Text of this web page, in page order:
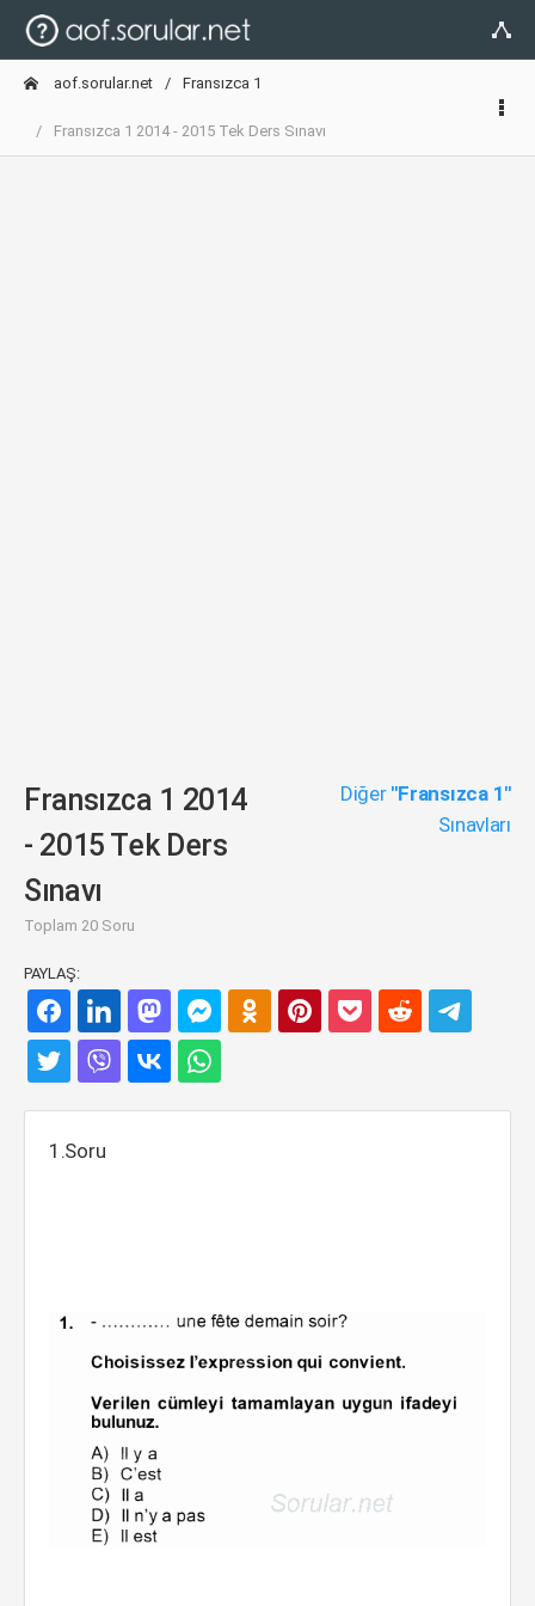
aof.sorular.net Fransızca 1
Fransızca 1 2014 - 2015 Tek Ders Sınavı
Fransızca 1 2014
- 2015 Tek Ders
Sınavı
Toplam 20 Soru
Diğer "Fransızca 1"
Sınavları
PAYLAŞ:
1.Soru